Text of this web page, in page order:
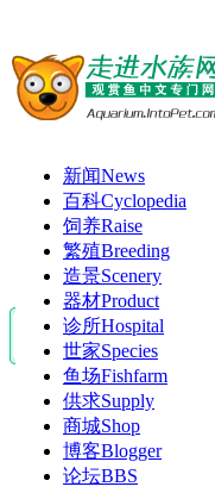
新闻News
百科Cyclopedia
饲养Raise
繁殖Breeding
造景Scenery
器材Product
诊所Hospital
世家Species
鱼场Fishfarm
供求Supply
商城Shop
博客Blogger
论坛BBS